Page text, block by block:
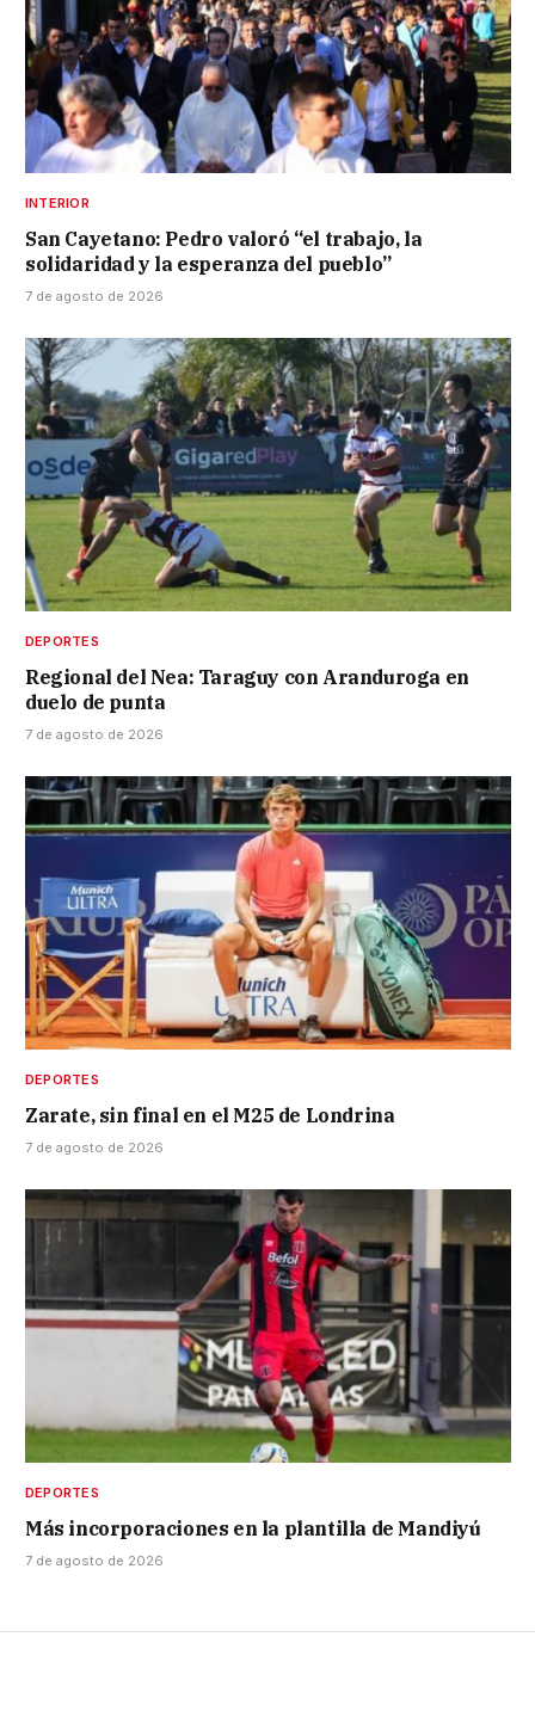
INTERIOR
San Cayetano: Pedro valoró “el trabajo, la
solidaridad y la esperanza del pueblo”
7 de agosto de 2026
DEPORTES
Regional del Nea: Taraguy con Aranduroga en
duelo de punta
7 de agosto de 2026
DEPORTES
Zarate, sin final en el M25 de Londrina
7 de agosto de 2026
DEPORTES
Más incorporaciones en la plantilla de Mandiyú
7 de agosto de 2026